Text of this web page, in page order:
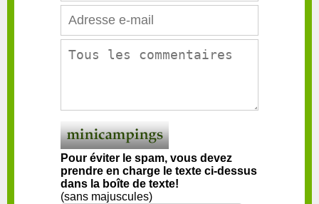
Pour éviter le spam, vous devez
prendre en charge le texte ci-dessus
dans la boîte de texte!
(sans majuscules)